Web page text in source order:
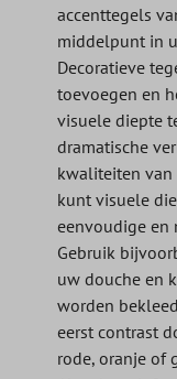
accenttegels
middelpunt in
Decoratieve
toevoegen en
visuele diepte
dramatische
kwaliteiten van
kunt visuele
eenvoudige en
Gebruik
uw douche en
worden
eerst contrast
rode, oranje of